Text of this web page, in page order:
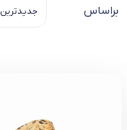
براساس
جدیدترین